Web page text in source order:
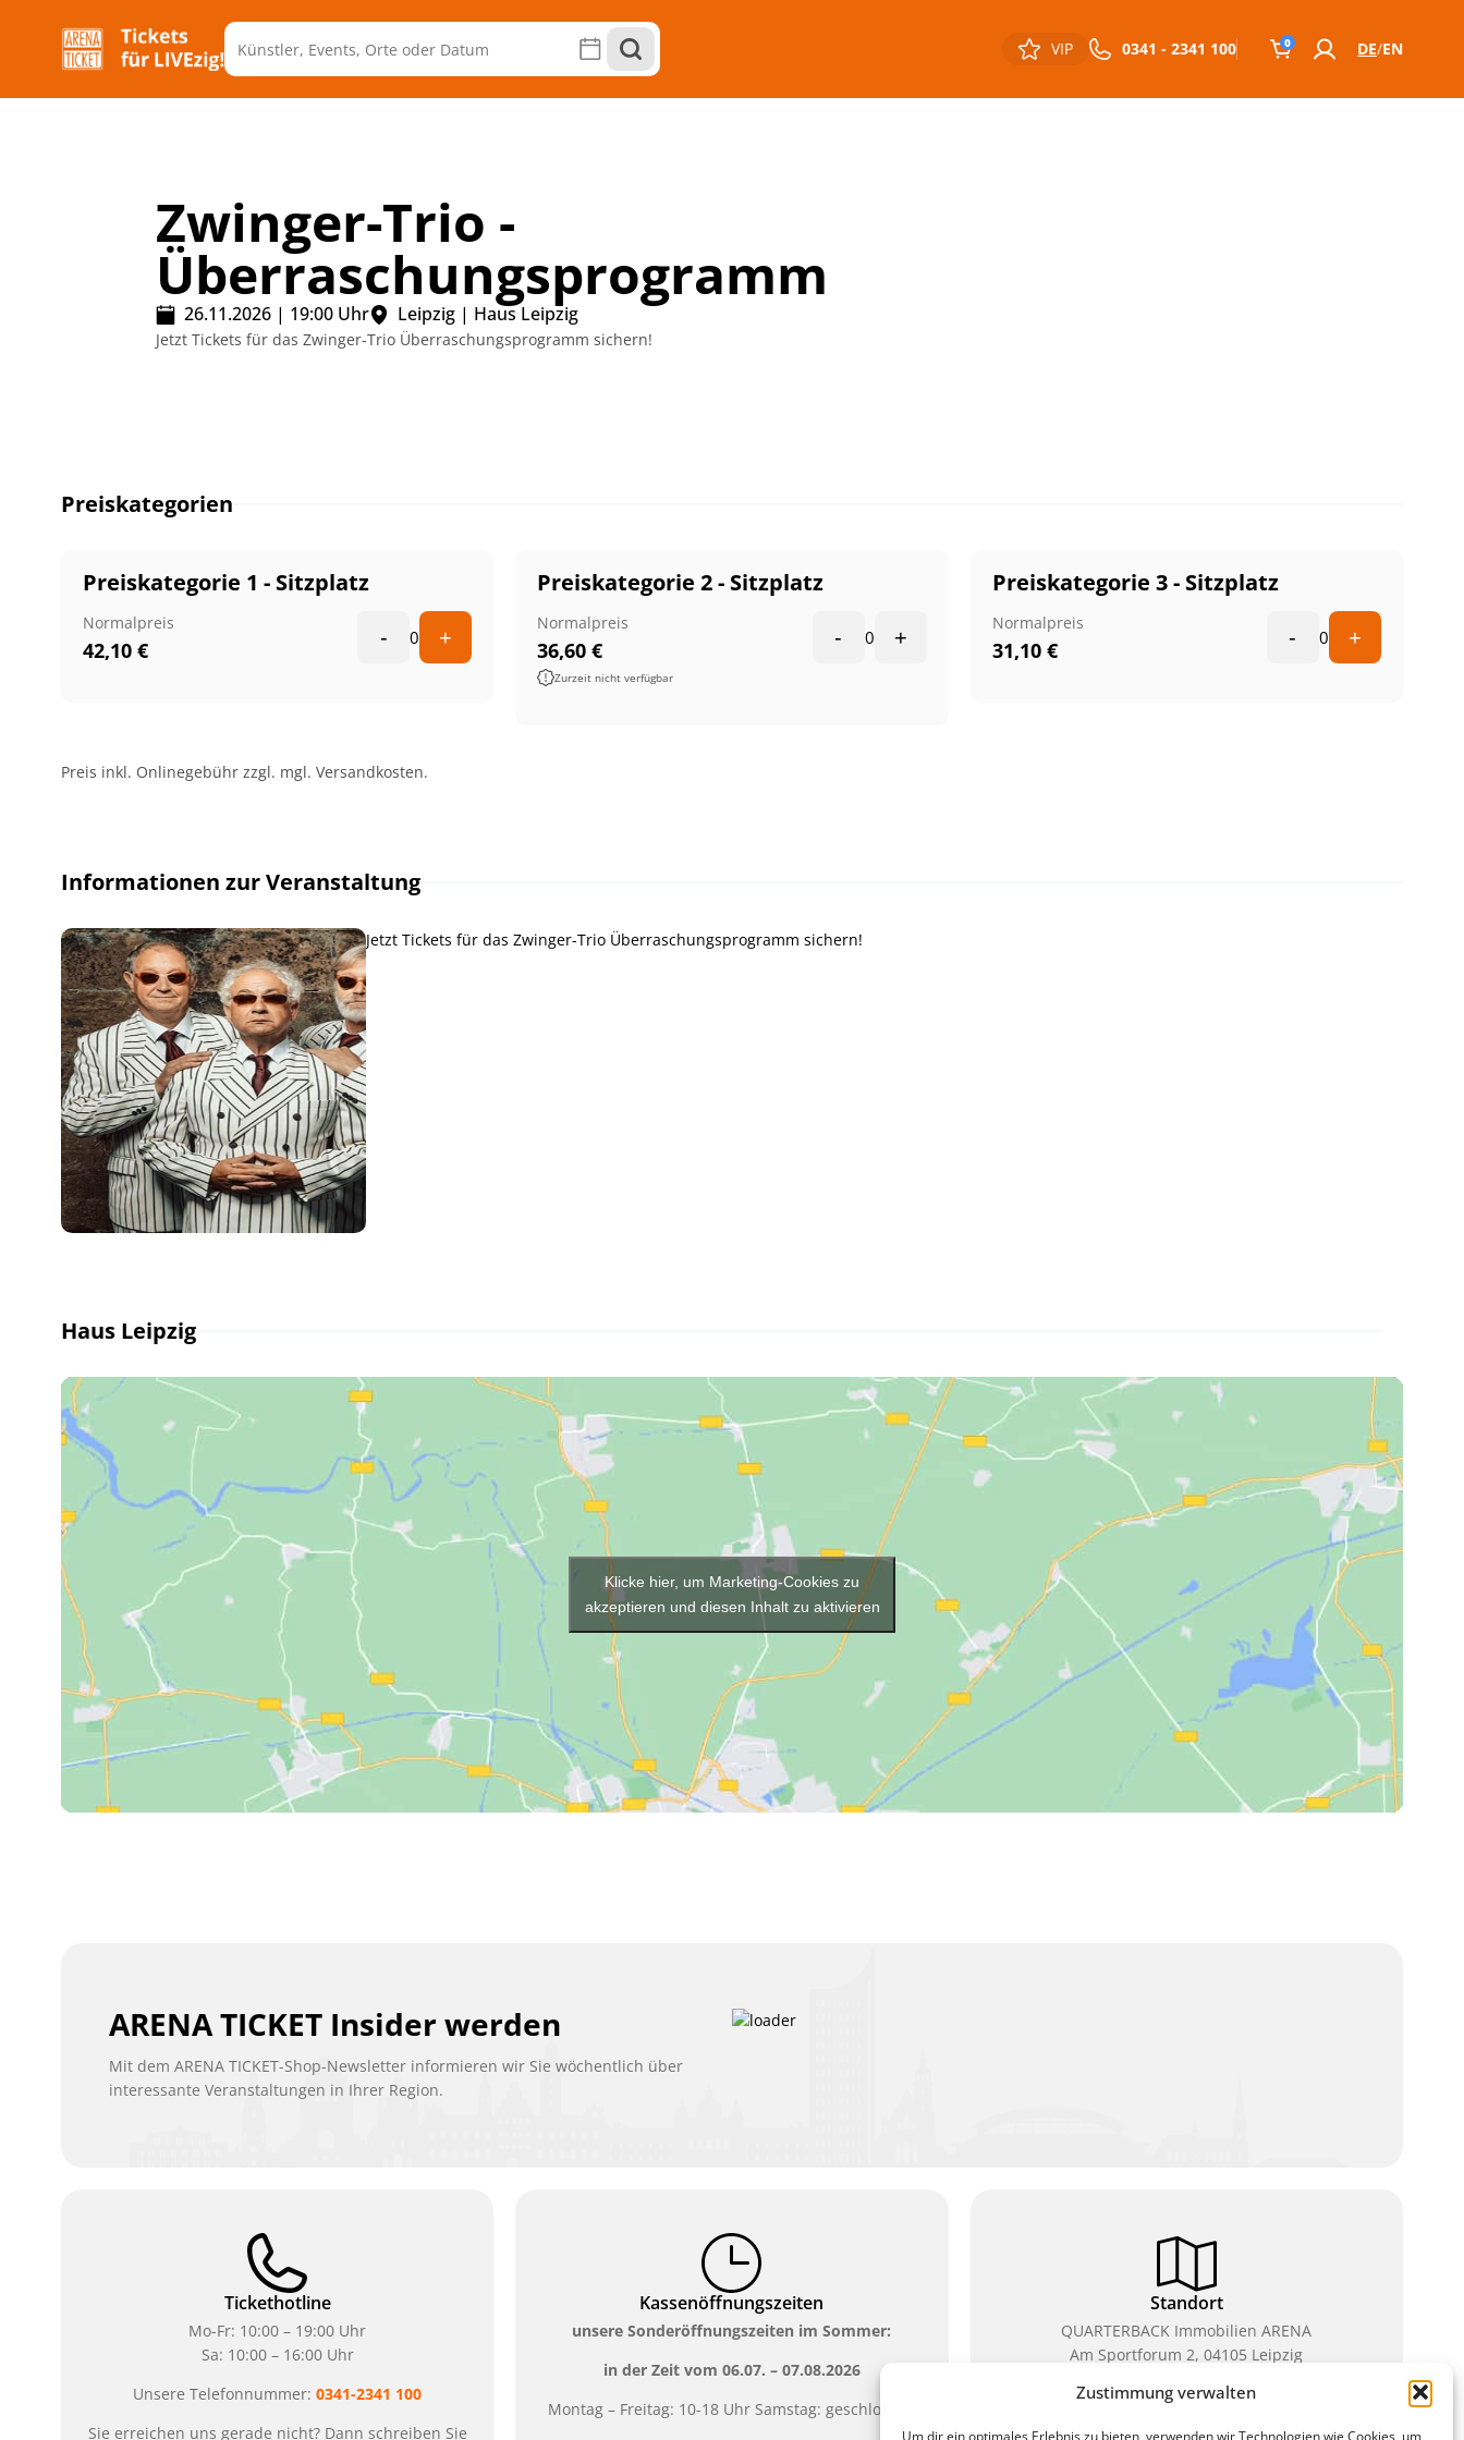
Zustimmung verwalten
Um dir ein optimales Erlebnis zu bieten, verwenden wir Technologien wie Cookies, um
VIP 0341 - 2341 100 0 DE EN
Zwinger-Trio -
Überraschungsprogramm
26.11.2026 | 19:00 Uhr Leipzig | Haus Leipzig
Jetzt Tickets für das Zwinger-Trio Überraschungsprogramm sichern!
Preiskategorien
Preiskategorie 1 - Sitzplatz
Normalpreis
42,10 € - 0 +
Preiskategorie 2 - Sitzplatz
Normalpreis
36,60€
Zurzeit nicht verfügbar
- 0 +
Preiskategorie 3 - Sitzplatz
Normalpreis
31,10 € - 0 +
Preis inkl. Onlinegebühr zzgl. mgl. Versandkosten.
Informationen zur Veranstaltung
Jetzt Tickets für das Zwinger-Trio Überraschungsprogramm sichern!
Haus Leipzig
Klicke hier, um Marketing-Cookies zu
akzeptieren und diesen Inhalt zu aktivieren
ARENA TICKET Insider werden
Mit dem ARENA TICKET-Shop-Newsletter informieren wir Sie wöchentlich über
interessante Veranstaltungen in Ihrer Region.
Tickethotline
Mo-Fr: 10:00 – 19:00 Uhr
Sa: 10:00 – 16:00 Uhr
Unsere Telefonnummer:0341-2341 100
Sie erreichen uns gerade nicht? Dann schreiben Sie
Kassenöffnungszeiten
unsere Sonderöffnungszeiten im Sommer:
in der Zeit vom 06.07. – 07.08.2026
Montag – Freitag: 10-18 Uhr Samstag: geschlossen
Standort
QUARTERBACK Immobilien ARENA
Am Sportforum 2, 04105 Leipzig
Sie erreichen uns mit dem Öffentlichen Nahverkehr: